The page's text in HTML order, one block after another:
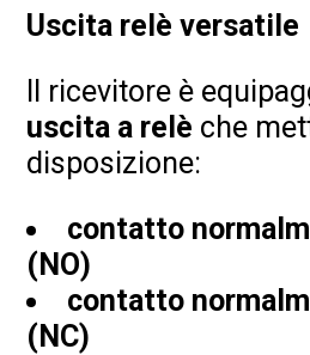
Uscita relè versatile
Il ricevitore è
uscita a relè che
disposizione:
contatto
(NO)
contatto
(NC)